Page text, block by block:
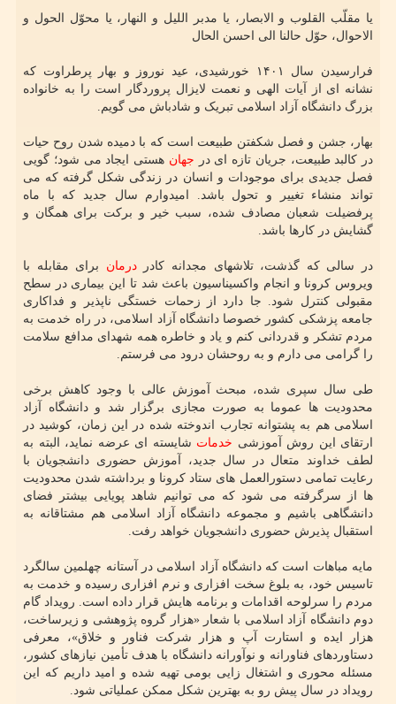
یا مقلّب القلوب و الابصار، یا مدبر اللیل و النهار، یا محوّل الحول و
الاحوال، حوّل حالنا الی احسن الحال
فرارسیدن سال ۱۴۰۱ خورشیدی، عید نوروز و بهار پرطراوت که
نشانه ای از آیات الهی و نعمت لایزال پروردگار است را به خانواده
بزرگ دانشگاه آزاد اسلامی تبریک و شادباش می گویم.
بهار، جشن و فصل شکفتن طبیعت است که با دمیده شدن روح حیات
در کالبد طبیعت، جریان تازه ای در جهان هستی ایجاد می‏ ‏شود؛ گویی
فصل جدیدی برای موجودات و انسان در زندگی شکل گرفته که می
تواند منشاء تغییر و تحول باشد. امیدوارم سال جدید که با ماه
پرفضیلت شعبان مصادف شده، سبب خیر و برکت برای همگان و
گشایش در کارها باشد.
در سالی که گذشت، تلاشهای مجدانه کادردرمان برای مقابله با
ویروس کرونا و انجام واکسیناسیون باعث شد تا این بیماری در سطح
مقبولی کنترل شود. جا دارد از زحمات خستگی ناپذیر و فداکاری
جامعه پزشکی کشور خصوصا دانشگاه آزاد اسلامی، در راه خدمت به
مردم تشکر و قدردانی کنم و یاد و خاطره همه شهدای مدافع سلامت
را گرامی می دارم و به روحشان درود می فرستم.
طی سال سپری شده، مبحث آموزش عالی با وجود کاهش برخی
محدودیت ها عموما به صورت مجازی برگزار شد و دانشگاه آزاد
اسلامی هم به پشتوانه تجارب اندوخته شده در این زمان، کوشید در
ارتقای این روش آموزشی خدمات شایسته ای عرضه نماید، البته به
لطف خداوند متعال در سال جدید، آموزش حضوری دانشجویان با
رعایت تمامی دستورالعمل های ستاد کرونا و برداشته شدن محدودیت
ها از سرگرفته می‏ شود که می توانیم شاهد پویایی بیشتر فضای
دانشگاهی باشیم و مجموعه دانشگاه آزاد اسلامی هم مشتاقانه به
استقبال پذیرش حضوری دانشجویان خواهد رفت.
مایه مباهات است که دانشگاه آزاد اسلامی در آستانه چهلمین سالگرد
تاسیس خود، به بلوغ سخت افزاری و نرم افزاری رسیده و خدمت به
مردم را سرلوحه اقدامات و برنامه هایش قرار داده است. رویداد گام
دوم دانشگاه آزاد اسلامی با شعار «هزار گروه پژوهشی و زیرساخت،
هزار ایده و استارت آپ و هزار شرکت فناور و خلاق»، معرفی
دستاوردهای فناورانه و نوآورانه دانشگاه با هدف تأمین نیازهای کشور،
مسئله محوری و اشتغال زایی بومی تهیه شده و امید داریم که این
رویداد در سال پیش رو به بهترین شکل ممکن عملیاتی شود.